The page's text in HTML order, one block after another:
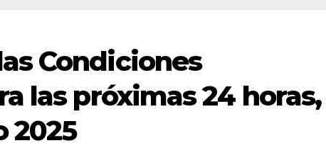
Condiciones
las próximas 24 horas,
2025